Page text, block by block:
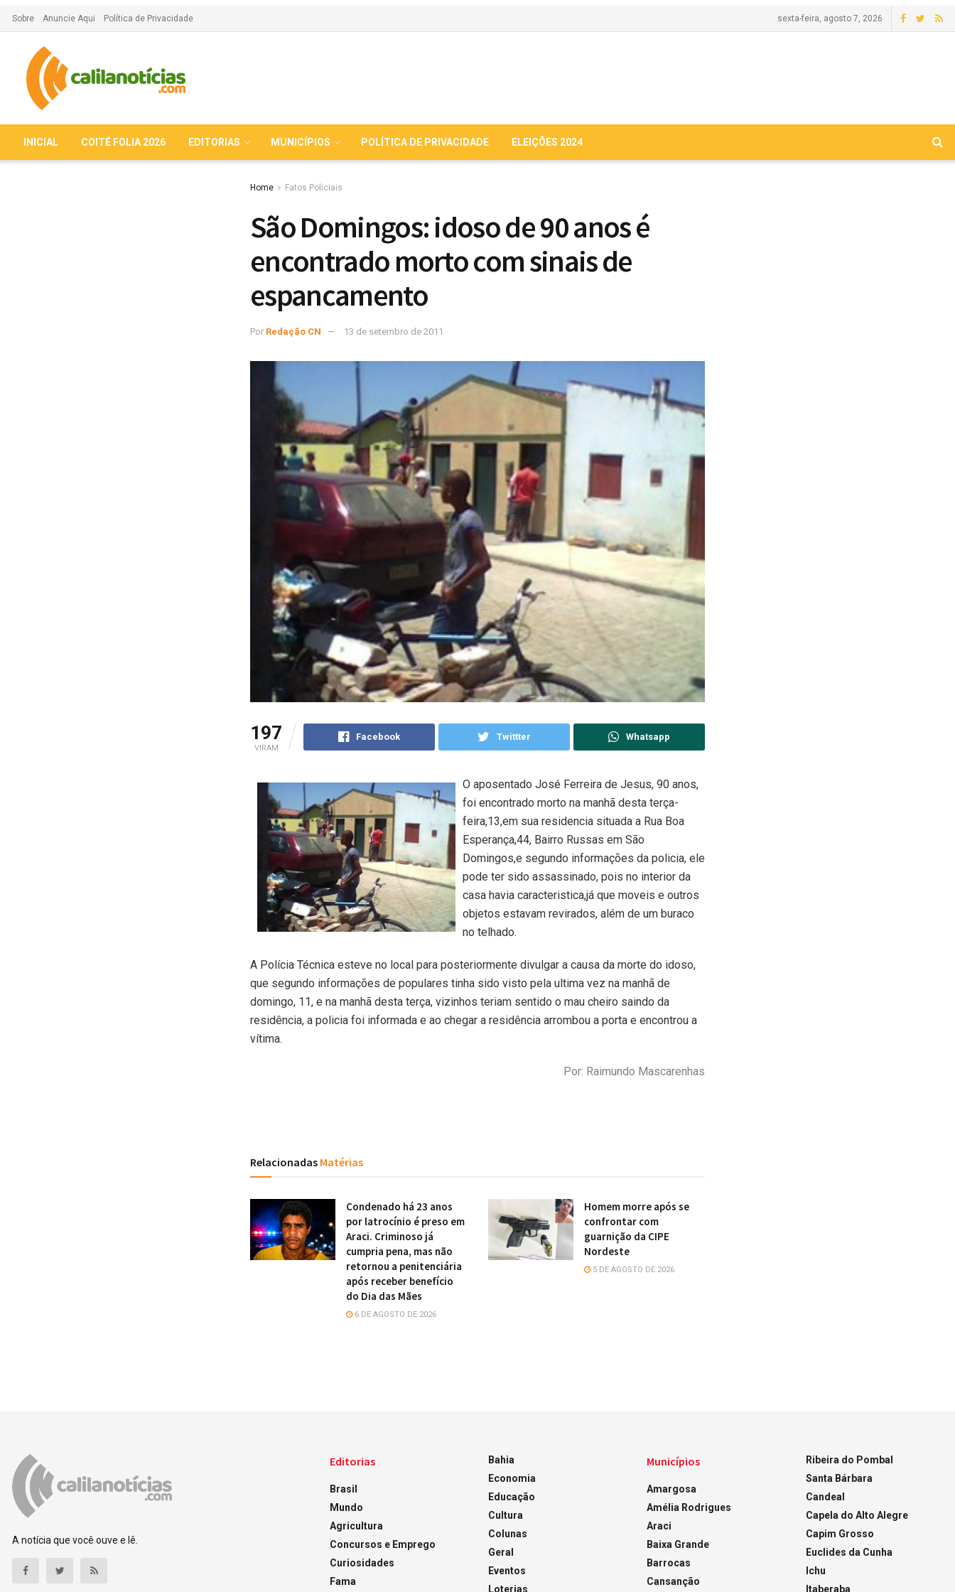
Sobre Anuncie Aqui Política de Privacidade sexta-feira, agosto 7, 2026
INICIAL COITÉ FOLIA 2026 EDITORIAS MUNICÍPIOS POLÍTICA DE PRIVACIDADE ELEIÇÕES 2024
Home Fatos Policiais
São Domingos: idoso de 90 anos é
encontrado morto com sinais de
espancamento
Por Redação CN 13 de setembro de 2011
197
VIRAM
Facebook Twittter Whatsapp
O aposentado José Ferreira de Jesus, 90 anos,
foi encontrado morto na manhã desta terça-
feira,13,em sua residencia situada a Rua Boa
Esperança,44, Bairro Russas em São
Domingos,e segundo informações da policia, ele
pode ter sido assassinado, pois no interior da
casa havia caracteristica,já que moveis e outros
objetos estavam revirados, além de um buraco
no telhado.
A Polícia Técnica esteve no local para posteriormente divulgar a causa da morte do idoso,
que segundo informações de populares tinha sido visto pela ultima vez na manhã de
domingo, 11, e na manhã desta terça, vizinhos teriam sentido o mau cheiro saindo da
residência, a policia foi informada e ao chegar a residência arrombou a porta e encontrou a
vítima.
Por: Raimundo Mascarenhas
Relacionadas Matérias
Condenado há 23 anos
por latrocínio é preso em
Araci. Criminoso já
cumpria pena, mas não
retornou a penitenciária
após receber benefício
do Dia das Mães
6 DE AGOSTO DE 2026
Homem morre após se
confrontar com
guarnição da CIPE
Nordeste
5 DE AGOSTO DE 2026
A notícia que você ouve e lê.
Editorias
Brasil
Mundo
Agricultura
Concursos e Emprego
Curiosidades
Fama
Bahia
Economia
Educação
Cultura
Colunas
Geral
Eventos
Loterias
Municípios
Amargosa
Amélia Rodrigues
Araci
Baixa Grande
Barrocas
Cansanção
Ribeira do Pombal
Santa Bárbara
Candeal
Capela do Alto Alegre
Capim Grosso
Euclides da Cunha
Ichu
Itaberaba